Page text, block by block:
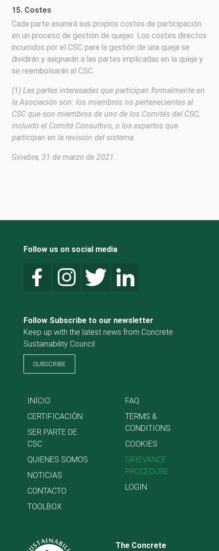
15. Costes
Cada parte asumirá sus propios costes de participación
en un proceso de gestión de quejas. Los costes directos
incurridos por el CSC para la gestión de una queja se
dividirán y asignarán a las partes implicadas en la queja y
se reembolsarán al CSC.
(1) Las partes interesadas que participan formalmente en
la Asociación son: los miembros no pertenecientes al
CSC que son miembros de uno de los Comités del CSC,
incluido el Comité Consultivo, o los expertos que
participan en la revisión del sistema.
Ginebra, 31 de marzo de 2021.
Follow us on social media
Follow Subscribe to our newsletter
Keep up with the latest news from Concrete
Sustainability Council
SUBSCRIBE
INÍCIO
CERTIFICACIÓN
SER PARTE DE
CSC
QUIENES SOMOS
NOTICIAS
CONTACTO
TOOLBOX
FAQ
TERMS &
CONDITIONS
COOKIES
GRIEVANCE
PROCEDURE
LOGIN
The Concrete